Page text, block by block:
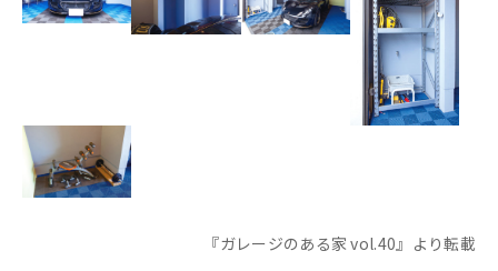
『ガレージのある家 vol.40』より転載